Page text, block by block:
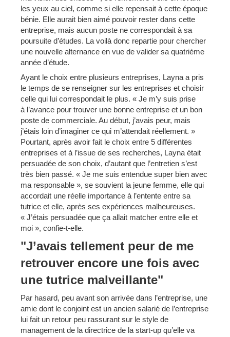
les yeux au ciel, comme si elle repensait à cette époque
bénie. Elle aurait bien aimé pouvoir rester dans cette
entreprise, mais aucun poste ne correspondait à sa
poursuite d’études. La voilà donc repartie pour chercher
une nouvelle alternance en vue de valider sa quatrième
année d’étude.
Ayant le choix entre plusieurs entreprises, Layna a pris
le temps de se renseigner sur les entreprises et choisir
celle qui lui correspondait le plus. « Je m’y suis prise
à l’avance pour trouver une bonne entreprise et un bon
poste de commerciale. Au début, j’avais peur, mais
j’étais loin d’imaginer ce qui m’attendait réellement. »
Pourtant, après avoir fait le choix entre 5 différentes
entreprises et à l’issue de ses recherches, Layna était
persuadée de son choix, d’autant que l’entretien s’est
très bien passé. « Je me suis entendue super bien avec
ma responsable », se souvient la jeune femme, elle qui
accordait une réelle importance à l’entente entre sa
tutrice et elle, après ses expériences malheureuses.
« J’étais persuadée que ça allait matcher entre elle et
moi », confie-t-elle.
"J’avais tellement peur de me
retrouver encore une fois avec
une tutrice malveillante"
Par hasard, peu avant son arrivée dans l’entreprise, une
amie dont le conjoint est un ancien salarié de l’entreprise
lui fait un retour peu rassurant sur le style de
management de la directrice de la start-up qu’elle va